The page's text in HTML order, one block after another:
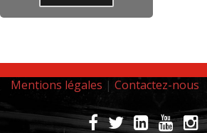
Mentions légales | Contactez-nous